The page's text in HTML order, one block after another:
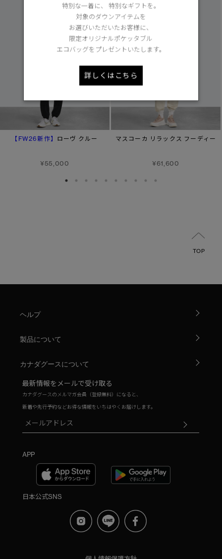
【FW26新作】 ローヴ クルー
¥55,000
マスコーカ リラックス フーディー
¥61,600
TOP
ヘルプ
製品について
カナダグースについて
最新情報をメールで受け取る
カナダグースのメルマガ会員（登録無料）になると、
新着や先行予約などお得な情報をいちはやくお届けします。
APP
日本公式SNS
特別な一着に、 特別なギフトを。
対象のダウンアイテムを
お選びいただいたお客様に、
限定オリジナルポケッタブル
エコバッグをプレゼントいたします。
詳しくはこちら